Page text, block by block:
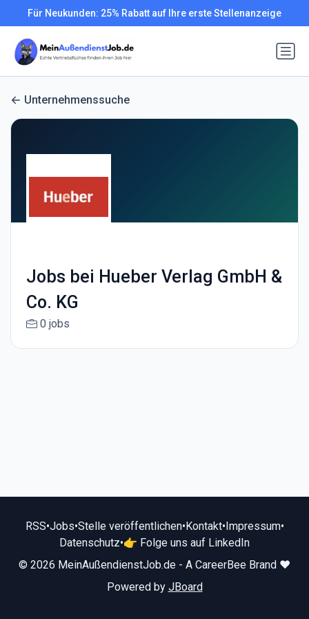
Für Neukunden: 25% Rabatt auf Ihre erste Stellenanzeige
Unternehmenssuche
Jobs bei Hueber Verlag GmbH &
Co. KG
0 jobs
RSS•Jobs•Stelle veröffentlichen•Kontakt•Impressum•
Datenschutz•👉 Folge uns auf LinkedIn
© 2026 MeinAußendienstJob.de - A CareerBee Brand ❤️
Powered by JBoard